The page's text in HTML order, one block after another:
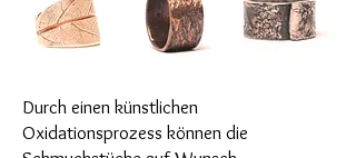
Durch einen künstlichen
Oxidationsprozess können die